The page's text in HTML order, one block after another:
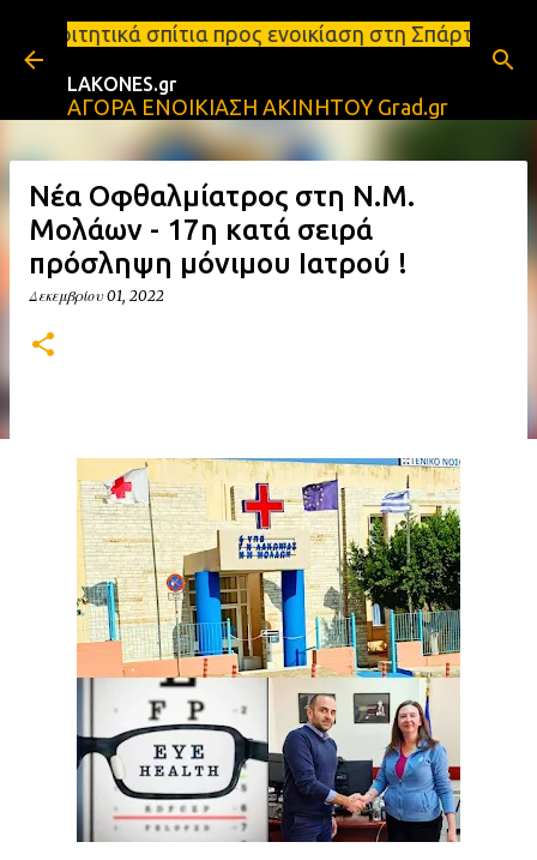
Μετάβαση στο κύριο περιεχόμενο
προς ενοικίαση στη Σπάρτη Ενοικιάσεις
LAKONES.gr
ΑΓΟΡΑ ΕΝΟΙΚΙΑΣΗ ΑΚΙΝΗΤΟΥ Grad.gr
Νέα Οφθαλμίατρος στη Ν.Μ.
Μολάων - 17η κατά σειρά
πρόσληψη μόνιμου Ιατρού !
Δεκεμβρίου 01, 2022